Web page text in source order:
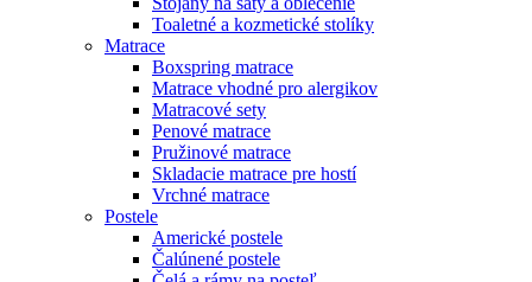
Toaletné a kozmetické stolíky
Matrace
Boxspring matrace
Matrace vhodné pro alergikov
Matracové sety
Penové matrace
Pružinové matrace
Skladacie matrace pre hostí
Vrchné matrace
Postele
Americké postele
Čalúnené postele